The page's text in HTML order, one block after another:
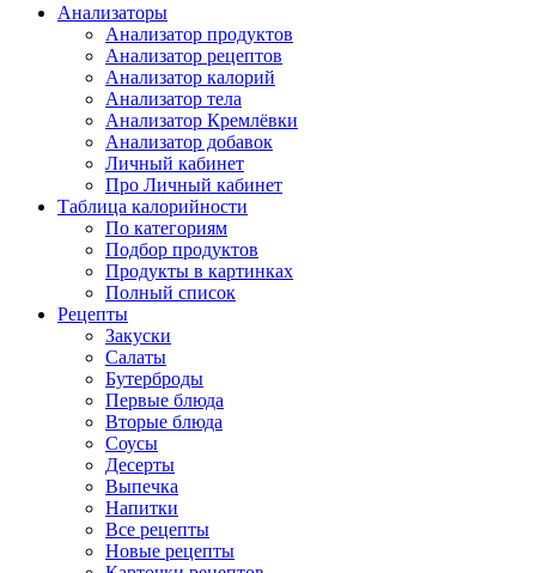
Анализаторы
Анализатор продуктов
Анализатор рецептов
Анализатор калорий
Анализатор тела
Анализатор Кремлёвки
Анализатор добавок
Личный кабинет
Про Личный кабинет
Таблица калорийности
По категориям
Подбор продуктов
Продукты в картинках
Полный список
Рецепты
Закуски
Салаты
Бутерброды
Первые блюда
Вторые блюда
Соусы
Десерты
Выпечка
Напитки
Все рецепты
Новые рецепты